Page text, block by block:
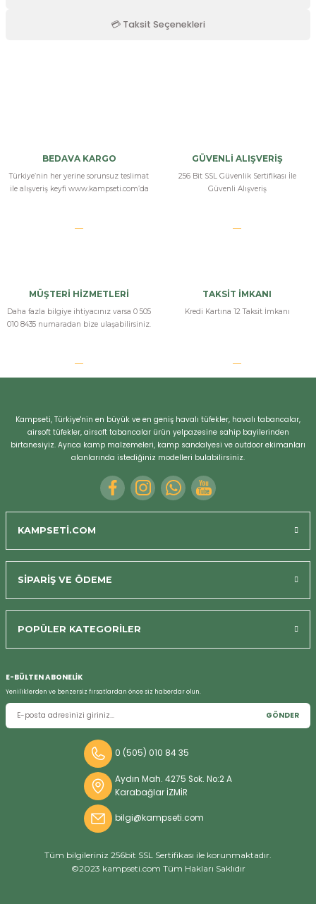
💳 Taksit Seçenekleri
BEDAVA KARGO
Türkiye’nin her yerine sorunsuz teslimat
ile alışveriş keyfi www.kampseti.com’da
GÜVENLİ ALIŞVERİŞ
256 Bit SSL Güvenlik Sertifikası İle
Güvenli Alışveriş
MÜŞTERİ HİZMETLERİ
Daha fazla bilgiye ihtiyacınız varsa 0 505
010 8435 numaradan bize ulaşabilirsiniz.
TAKSİT İMKANI
Kredi Kartına 12 Taksit İmkanı
Kampseti, Türkiye'nin en büyük ve en geniş havalı tüfekler, havalı tabancalar,
airsoft tüfekler, airsoft tabancalar ürün yelpazesine sahip bayilerinden
birtanesiyiz. Ayrıca kamp malzemeleri, kamp sandalyesi ve outdoor ekimanları
alanlarında istediğiniz modelleri bulabilirsiniz.
KAMPSETİ.COM
SİPARİŞ VE ÖDEME
POPÜLER KATEGORİLER
E-BÜLTEN ABONELİK
Yeniliklerden ve benzersiz fırsatlardan önce siz haberdar olun.
GÖNDER
0 (505) 010 84 35
Aydın Mah. 4275 Sok. No:2 A
Karabağlar İZMİR
bilgi@kampseti.com
Tüm bilgileriniz 256bit SSL Sertifikası ile korunmaktadır.
©2023 kampseti.com Tüm Hakları Saklıdır
Bizi Arayın